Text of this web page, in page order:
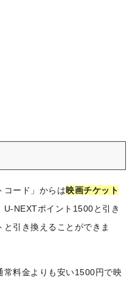
コード」からは映画チケット
U-NEXTポイント1500と引き
引き換えることができま
常料金よりも安い1500円で映